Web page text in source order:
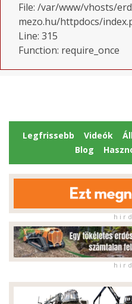
File: /var/www/vhosts/
mezo.hu/httpdocs/
Line: 315
Function: require_once
Legfrissebb Videók
Blog
h i r
h i r